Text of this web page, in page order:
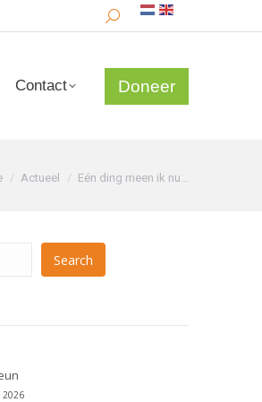
Search:
Contact Doneer
hier:
Actueel Eén ding meen ik nu…
Search
2026
Contact Doneer